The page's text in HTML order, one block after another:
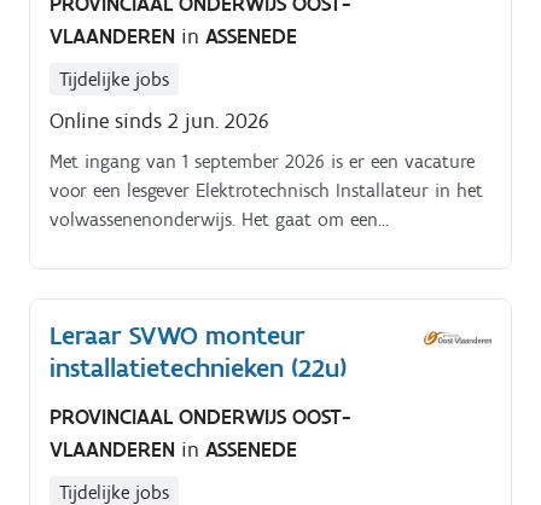
VLAANDEREN in ASSENEDE
Tijdelijke jobs
Online sinds 2 jun. 2026
Met ingang van 1 september 2026 is er een vacature
voor een lesgever Elektrotechnisch Installateur in het
volwassenenonderwijs. Het gaat om een
verlenging Lesplaatsen zijn campussen Assenede
(Stoepestraat 38, 9960 Assenede) en Eeklo (Roze 131,
9900 Eeklo).
Leraar SVWO monteur
installatietechnieken (22u)
PROVINCIAAL ONDERWIJS OOST-
VLAANDEREN in ASSENEDE
Tijdelijke jobs